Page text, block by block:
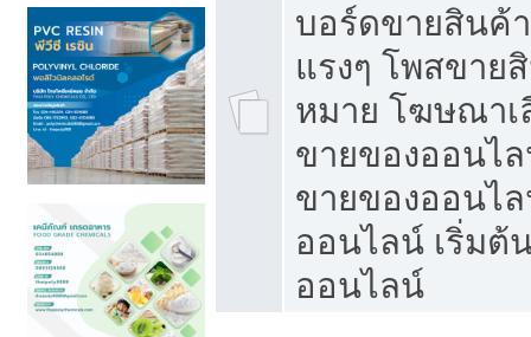
บอร์ดขายสินค้
แรงๆ โพสขาย
หมาย โฆษณาเ
ขายของออนไ
ขายของออนไ
ออนไลน์ เริ่มต้
ออนไลน์